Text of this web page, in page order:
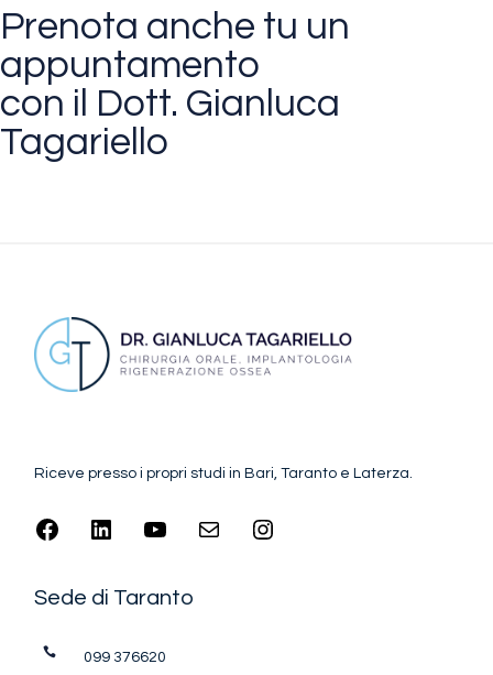
Prenota anche tu un
appuntamento
con il Dott. Gianluca
Tagariello
Riceve presso i propri studi in Bari, Taranto e Laterza.
Sede di Taranto
099 376620